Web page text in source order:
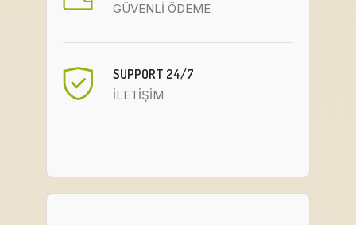
GÜVENLİ ÖDEME
SUPPORT 24/7
İLETİŞİM